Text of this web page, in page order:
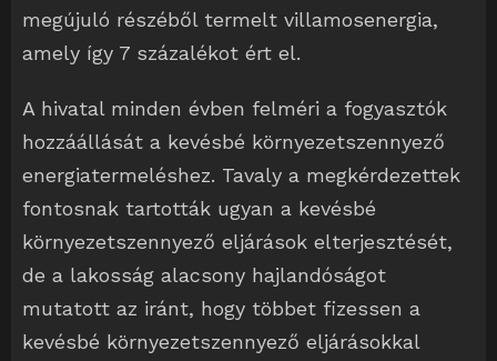
megújuló részéből termelt villamosenergia,
amely így 7 százalékot ért el.
A hivatal minden évben felméri a fogyasztók
hozzáállását a kevésbé környezetszennyező
energiatermeléshez. Tavaly a megkérdezettek
fontosnak tartották ugyan a kevésbé
környezetszennyező eljárások elterjesztését,
de a lakosság alacsony hajlandóságot
mutatott az iránt, hogy többet fizessen a
kevésbé környezetszennyező eljárásokkal